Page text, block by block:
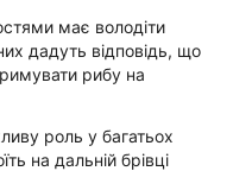
має володіти
дадуть відповідь, що
рибу на
роль у багатьох
на дальній брівці